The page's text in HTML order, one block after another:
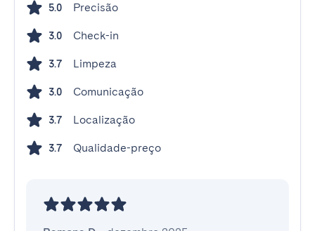
5.0 Precisão
3.0 Check-in
3.7 Limpeza
3.0 Comunicação
3.7 Localização
3.7 Qualidade-preço